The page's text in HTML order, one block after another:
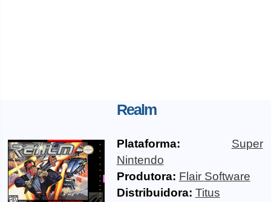
Realm
Plataforma:
Super
Nintendo
Produtora: Flair Software
Distribuidora: Titus